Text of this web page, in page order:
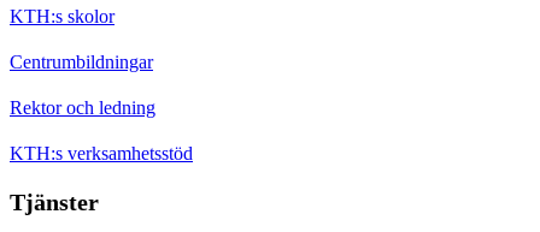
KTH:s skolor
Centrumbildningar
Rektor och ledning
KTH:s verksamhetsstöd
Tjänster